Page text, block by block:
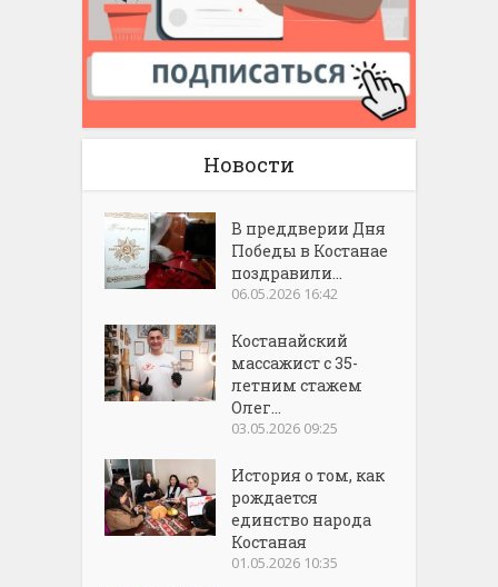
Новости
В преддверии Дня
Победы в Костанае
поздравили...
06.05.2026 16:42
Костанайский
массажист с 35-
летним стажем
Олег...
03.05.2026 09:25
История о том, как
рождается
единство народа
Костаная
01.05.2026 10:35